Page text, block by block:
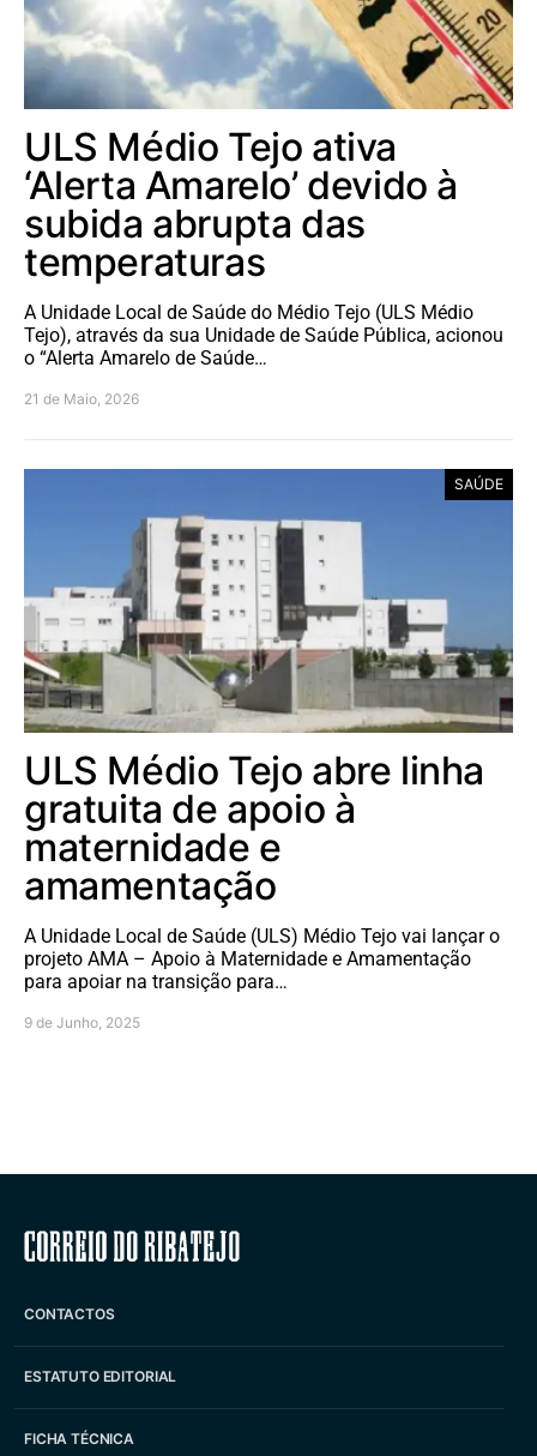
ULS Médio Tejo ativa
‘Alerta Amarelo’ devido à
subida abrupta das
temperaturas
A Unidade Local de Saúde do Médio Tejo (ULS Médio
Tejo), através da sua Unidade de Saúde Pública, acionou
o “Alerta Amarelo de Saúde…
21 de Maio, 2026
SAÚDE
ULS Médio Tejo abre linha
gratuita de apoio à
maternidade e
amamentação
A Unidade Local de Saúde (ULS) Médio Tejo vai lançar o
projeto AMA – Apoio à Maternidade e Amamentação
para apoiar na transição para…
9 de Junho, 2025
Correio do Ribatejo
CONTACTOS
ESTATUTO EDITORIAL
FICHA TÉCNICA